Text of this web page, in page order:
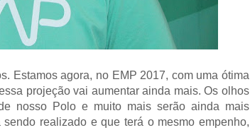
Estamos agora, no EMP 2017, com uma ótima
projeção vai aumentar ainda mais. Os olhos
nosso Polo e muito mais serão ainda mais
realizado e que terá o mesmo empenho,